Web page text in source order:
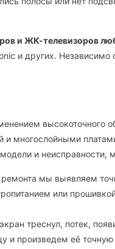
и ЖК-телевизоров
и других.
высокоточного
и многослойными
и неисправности,
мы выявляем
или
треснул, потек,
произведем её точную